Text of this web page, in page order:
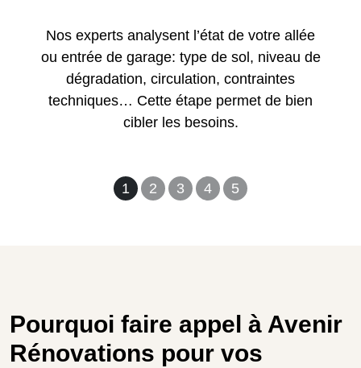
1 2 3 4 5
Nos experts analysent l’état de votre allée
ou entrée de garage: type de sol, niveau de
dégradation, circulation, contraintes
techniques… Cette étape permet de bien
cibler les besoins.
Pourquoi faire appel à Avenir
Rénovations pour vos